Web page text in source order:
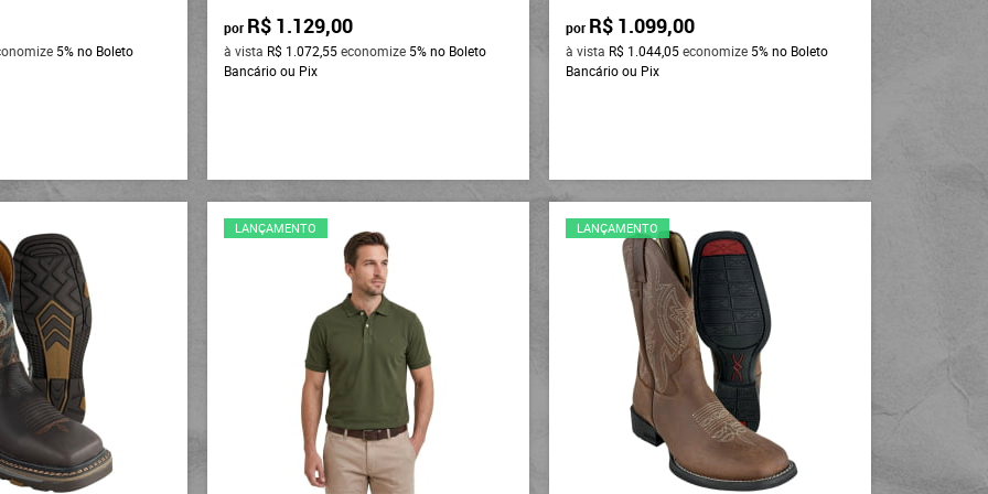
5% no Boleto
por R$ 1.129,00
à vista R$ 1.072,55economize 5% no Boleto
Bancário ou Pix
por R$ 1.099,00
à vista R$ 1.044,05economize 5% no Boleto
Bancário ou Pix
LANÇAMENTO LANÇAMENTO